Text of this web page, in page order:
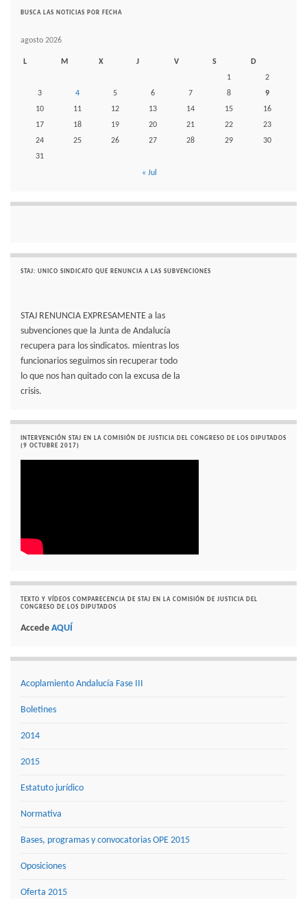
BUSCA LAS NOTICIAS POR FECHA
agosto 2026
L M X J V S
D
1
2
3
4 5 6 7 8
9
10
11 12 13 14 15
16
17
18 19 20 21 22
23
24
25 26 27 28 29
30
31
« Jul
STAJ: UNICO SINDICATO QUE RENUNCIA A LAS SUBVENCIONES
STAJ RENUNCIA EXPRESAMENTE a las
subvenciones que la Junta de Andalucía
recupera para los sindicatos. mientras los
funcionarios seguimos sin recuperar todo
lo que nos han quitado con la excusa de la
crisis.
INTERVENCIÓN STAJ EN LA COMISIÓN DE JUSTICIA DEL CONGRESO DE LOS DIPUTADOS
(9 OCTUBRE 2017)
TEXTO Y VÍDEOS COMPARECENCIA DE STAJ EN LA COMISIÓN DE JUSTICIA DEL
CONGRESO DE LOS DIPUTADOS
Accede AQUÍ
Acoplamiento Andalucía Fase III
Boletines
2014
2015
Estatuto jurídico
Normativa
Bases, programas y convocatorias OPE 2015
Oposiciones
Oferta 2015